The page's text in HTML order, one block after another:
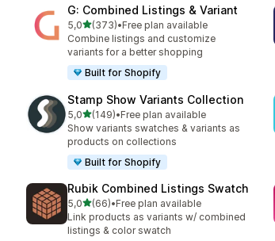
G: Combined Listings & Variant
5,0de 5 estrelas
(373)
373 total de avaliações
•Free plan available
Combine listings and customize
variants for a better shopping
Built for Shopify
Stamp Show Variants Collection
5,0de 5 estrelas
(149)
149 total de avaliações
•Free plan available
Show variants swatches & variants as
products on collections
Built for Shopify
Rubik Combined Listings Swatch
5,0de 5 estrelas
(66)
66 total de avaliações
•Free plan available
Link products as variants w/ combined
listings & color swatch